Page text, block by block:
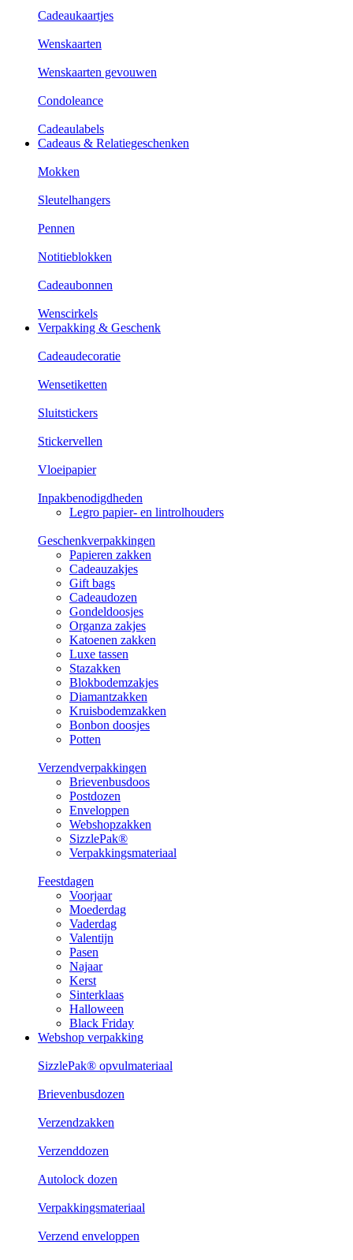
Cadeaukaartjes
Wenskaarten
Wenskaarten gevouwen
Condoleance
Cadeaulabels
Cadeaus & Relatiegeschenken
Mokken
Sleutelhangers
Pennen
Notitieblokken
Cadeaubonnen
Wenscirkels
Verpakking & Geschenk
Cadeaudecoratie
Wensetiketten
Sluitstickers
Stickervellen
Vloeipapier
Inpakbenodigdheden
Legro papier- en lintrolhouders
Geschenkverpakkingen
Papieren zakken
Cadeauzakjes
Gift bags
Cadeaudozen
Gondeldoosjes
Organza zakjes
Katoenen zakken
Luxe tassen
Stazakken
Blokbodemzakjes
Diamantzakken
Kruisbodemzakken
Bonbon doosjes
Potten
Verzendverpakkingen
Brievenbusdoos
Postdozen
Enveloppen
Webshopzakken
SizzlePak®
Verpakkingsmateriaal
Feestdagen
Voorjaar
Moederdag
Vaderdag
Valentijn
Pasen
Najaar
Kerst
Sinterklaas
Halloween
Black Friday
Webshop verpakking
SizzlePak® opvulmateriaal
Brievenbusdozen
Verzendzakken
Verzenddozen
Autolock dozen
Verpakkingsmateriaal
Verzend enveloppen